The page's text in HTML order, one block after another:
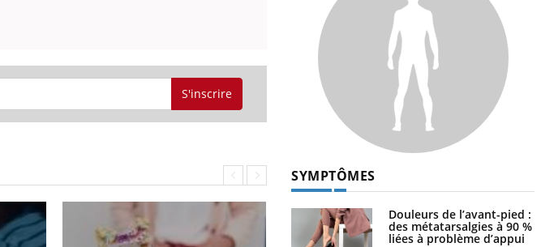
S'inscrire
SYMPTÔMES
Douleurs de l’avant-pied :
des métatarsalgies à 90 %
liées à problème d’appui